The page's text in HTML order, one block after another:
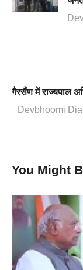
Devbhoomi
You Might